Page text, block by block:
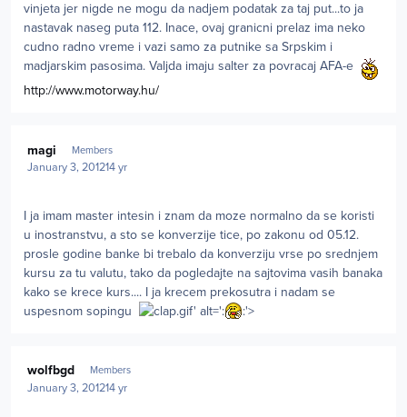
vinjeta jer nigde ne mogu da nadjem podatak za taj put...to ja
nastavak naseg puta 112. Inace, ovaj granicni prelaz ima neko
cudno radno vreme i vazi samo za putnike sa Srpskim i
madjarskim pasosima. Valjda imaju salter za povracaj AFA-e
http://www.motorway.hu/
magi Members
January 3, 201214 yr
I ja imam master intesin i znam da moze normalno da se koristi
u inostranstvu, a sto se konverzije tice, po zakonu od 05.12.
prosle godine banke bi trebalo da konverziju vrse po srednjem
kursu za tu valutu, tako da pogledajte na sajtovima vasih banaka
kako se krece kurs.... I ja krecem prekosutra i nadam se
uspesnom sopingu
.gif' alt=': :'>
wolfbgd Members
January 3, 201214 yr